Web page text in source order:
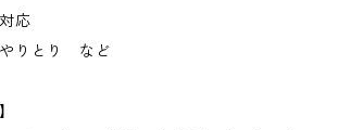
応
りとり など